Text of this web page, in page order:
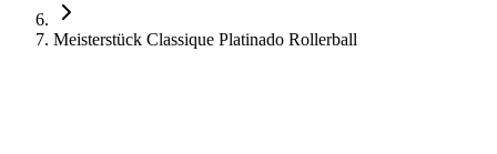
Meisterstück Classique Platinado Rollerball